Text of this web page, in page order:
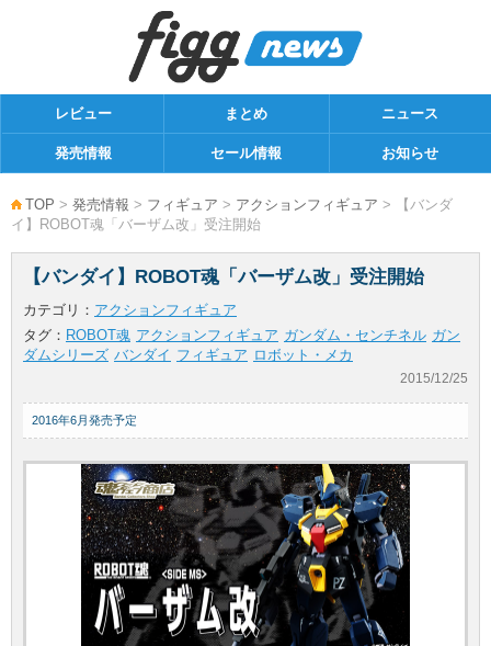
レビュー まとめ ニュース
発売情報 セール情報 お知らせ
TOP > 発売情報 > フィギュア > アクションフィギュア > 【バンダ
イ】ROBOT魂「バーザム改」受注開始
【バンダイ】ROBOT魂「バーザム改」受注開始
カテゴリ： アクションフィギュア
タグ： ROBOT魂 アクションフィギュア ガンダム・センチネル ガン
ダムシリーズ バンダイ フィギュア ロボット・メカ
2015/12/25
2016年6月発売予定